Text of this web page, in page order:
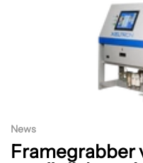
Euresys
eine
News
Framegrabber